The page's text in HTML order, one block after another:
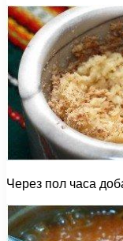
Через пол часа